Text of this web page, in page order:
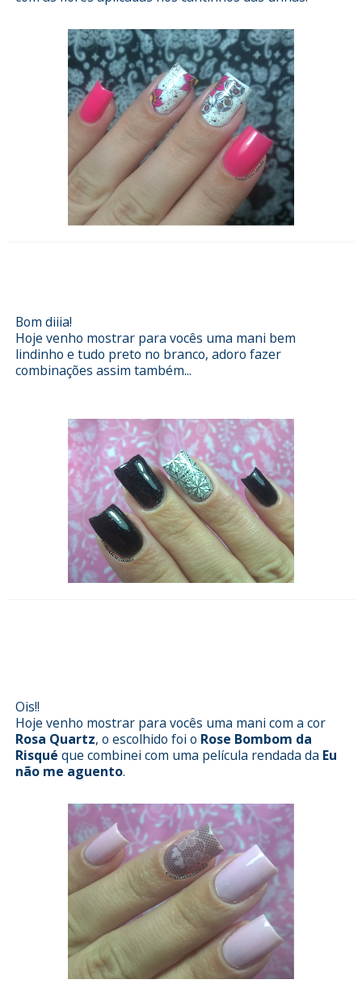
Bom diiia!
Hoje venho mostrar para vocês uma mani bem
lindinho e tudo preto no branco, adoro fazer
combinações assim também...
Ois!!
Hoje venho mostrar para vocês uma mani com a cor
Rosa Quartz, o escolhido foi o Rose Bombom da
Risqué que combinei com uma película rendada da Eu
não me aguento.